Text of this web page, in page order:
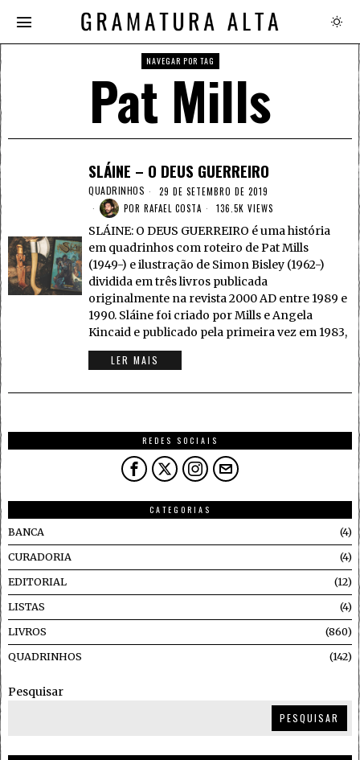
NAVEGAR POR TAG
Pat Mills
SLÁINE – O DEUS GUERREIRO
QUADRINHOS
29 DE SETEMBRO DE 2019
POR RAFAEL COSTA 136.5K VIEWS
SLÁINE: O DEUS GUERREIRO é uma história
em quadrinhos com roteiro de Pat Mills
(1949-) e ilustração de Simon Bisley (1962-)
dividida em três livros publicada
originalmente na revista 2000 AD entre 1989 e
1990. Sláine foi criado por Mills e Angela
Kincaid e publicado pela primeira vez em 1983,
LER MAIS
REDES SOCIAIS
CATEGORIAS
BANCA
4
CURADORIA 4
EDITORIAL 12
LISTAS 4
LIVROS 860
QUADRINHOS 142
Pesquisar
PESQUISAR